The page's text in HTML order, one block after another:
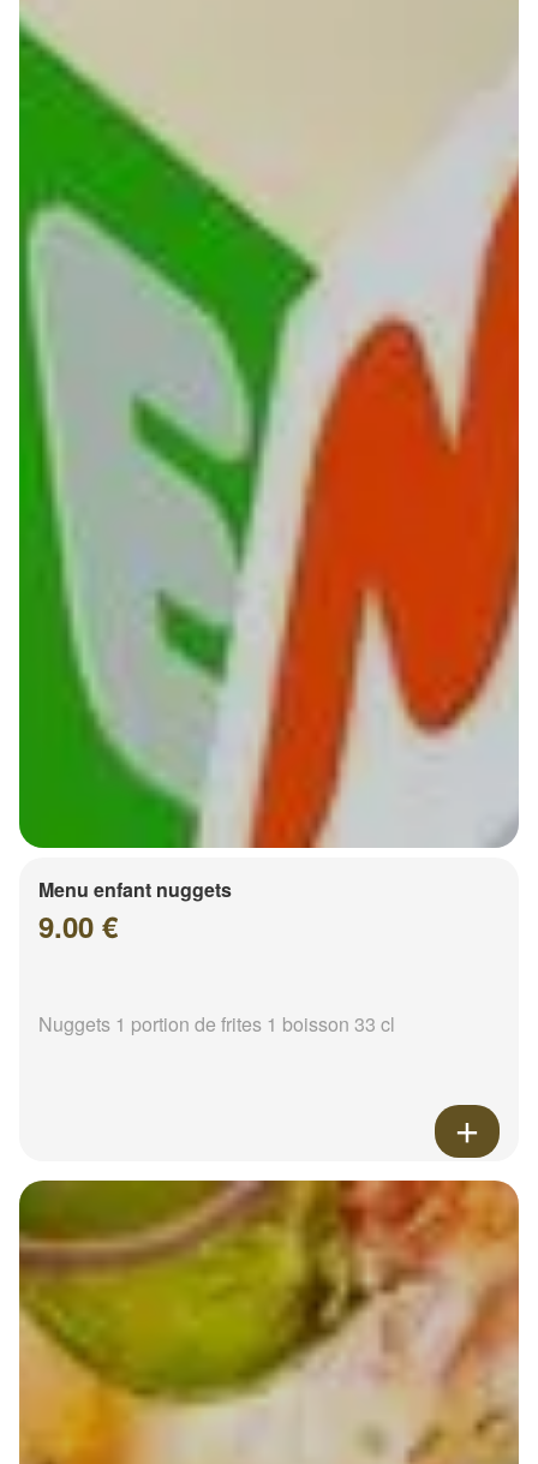
Menu enfant nuggets
9.00 €
Nuggets 1 portion de frites 1 boisson 33 cl